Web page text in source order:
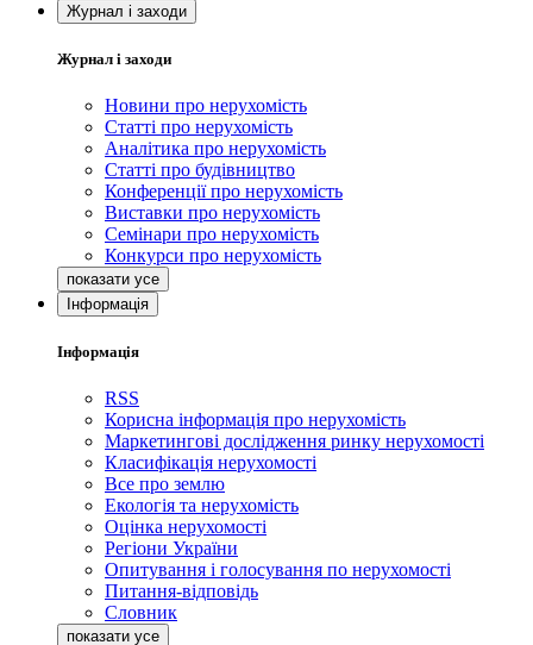
Журнал і заходи
Журнал і заходи
Новини про нерухомість
Статті про нерухомість
Аналітика про нерухомість
Статті про будівництво
Конференції про нерухомість
Виставки про нерухомість
Семінари про нерухомість
Конкурси про нерухомість
Інформація
Інформація
RSS
Корисна інформація про нерухомість
Маркетингові дослідження ринку нерухомості
Класифікація нерухомості
Все про землю
Екологія та нерухомість
Оцінка нерухомості
Регіони України
Опитування і голосування по нерухомості
Питання-відповідь
Словник